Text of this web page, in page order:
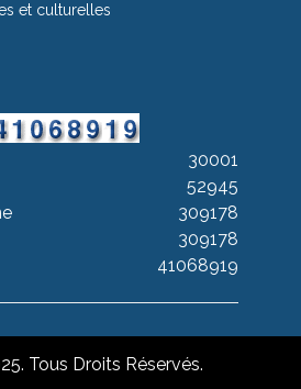
et culturelles
30001
52945
309178
309178
41068919
Tous Droits Réservés.